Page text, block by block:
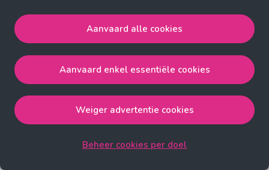
Aanvaard alle cookiesgaat akkoord met de strict
noodzakelijke, analytische, functionele en advertentie
cookies.
de strict noodzakelijke cookies.
Weiger advertentie cookiesgaat akkoord met de strict
Aanvaard alle cookies
Aanvaard enkel essentiële cookies
Weiger advertentie cookies
Beheer cookies per doel